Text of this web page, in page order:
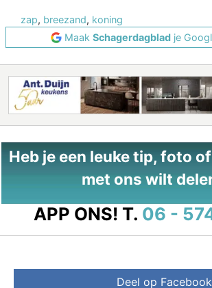
zap, breezand, koning
Maak Schagerdagbladje
Heb je een leuke tip, foto
met ons wilt
APP ONS! T. 06 -
Deel op Facebook